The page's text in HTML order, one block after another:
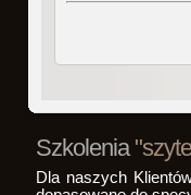
Szkolenia
Dla naszych